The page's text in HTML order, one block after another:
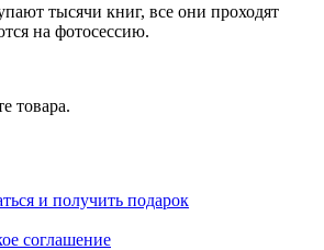
тысячи книг, все они проходят
на фотосессию.
товара.
и получить подарок
соглашение